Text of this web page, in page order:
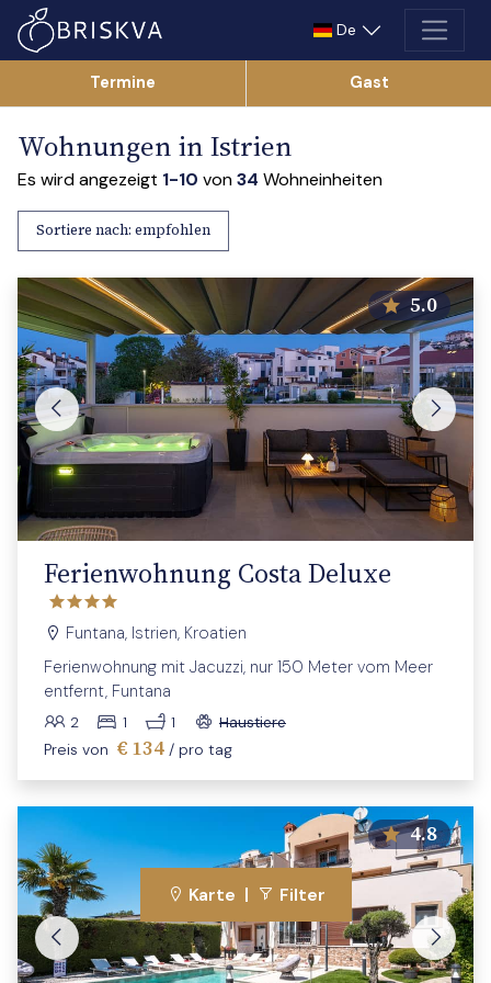
De
Karte | Filter
Wohnungen in Istrien
Es wird angezeigt 1-10 von34 Wohneinheiten
Sortiere nach: empfohlen
5.0
Ferienwohnung Costa Deluxe
Funtana, Istrien, Kroatien
Ferienwohnung mit Jacuzzi, nur 150 Meter vom Meer
entfernt, Funtana
2 1 1 Haustiere
Preis von € 134 / pro tag
4.8